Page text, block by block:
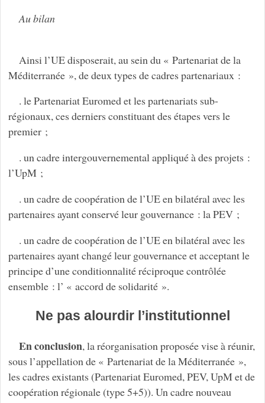
Au bilan
Ainsi l’UE disposerait, au sein du « Partenariat de la
Méditerranée », de deux types de cadres partenariaux :
. le Partenariat Euromed et les partenariats sub-
régionaux, ces derniers constituant des étapes vers le
premier ;
. un cadre intergouvernemental appliqué à des projets :
l’UpM ;
. un cadre de coopération de l’UE en bilatéral avec les
partenaires ayant conservé leur gouvernance : la PEV ;
. un cadre de coopération de l’UE en bilatéral avec les
partenaires ayant changé leur gouvernance et acceptant le
principe d’une conditionnalité réciproque contrôlée
ensemble : l’ « accord de solidarité ».
Ne pas alourdir l’institutionnel
En conclusion, la réorganisation proposée vise à réunir,
sous l’appellation de « Partenariat de la Méditerranée »,
les cadres existants (Partenariat Euromed, PEV, UpM et de
coopération régionale (type 5+5)). Un cadre nouveau